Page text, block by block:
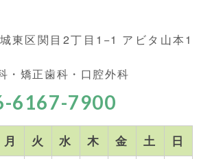
東区関目2丁目1−1 アビタ山本1
・矯正歯科・口腔外科
6167-7900
月 火 水 木 金 土
日